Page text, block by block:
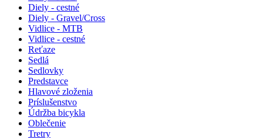
Diely - cestné
Diely - Gravel/Cross
Vidlice - MTB
Vidlice - cestné
Reťaze
Sedlá
Sedlovky
Predstavce
Hlavové zloženia
Príslušenstvo
Údržba bicykla
Oblečenie
Tretry